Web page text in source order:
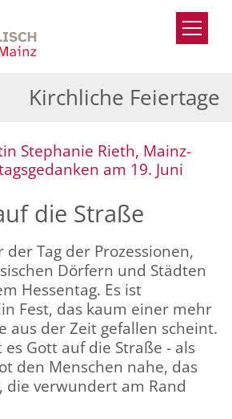
Kirchliche Feiertage
Stephanie Rieth, Mainz-
am 19. Juni
die Straße
Tag der Prozessionen,
Dörfern und Städten
Hessentag. Es ist
Fest, das kaum einer mehr
aus der Zeit gefallen scheint.
Gott auf die Straße - als
den Menschen nahe, das
die verwundert am Rand